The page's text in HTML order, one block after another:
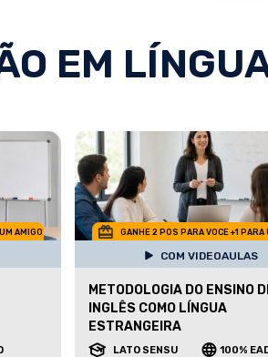
EM
AMIGO GANHE 2 POS PARA VOCE +1 PARA
COM VIDEOAULAS
METODOLOGIA DO ENSINO
INGLÊS COMO LÍNGUA
ESTRANGEIRA
LATO SENSU 100%